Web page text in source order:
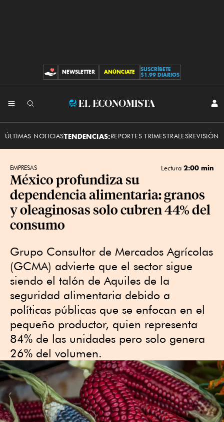
CONTRIBUCIONES
NEWSLETTER ANÚNCIATE
SUSCRÍBETE
$1.99 DIARIOS
El
ÚLTIMAS NOTICIASTENDENCIAS:REPORTES TRIMESTRALESREVISIÓN
EMPRESAS Lectura 2:00 min
México profundiza su
dependencia alimentaria: granos
y oleaginosas solo cubren 44% del
consumo
Grupo Consultor de Mercados Agrícolas
(GCMA) advierte que el sector sigue
siendo el talón de Aquiles de la
seguridad alimentaria debido a
políticas públicas que se enfocan en el
pequeño productor, quien representa
84% de las unidades pero solo genera
26% del volumen.